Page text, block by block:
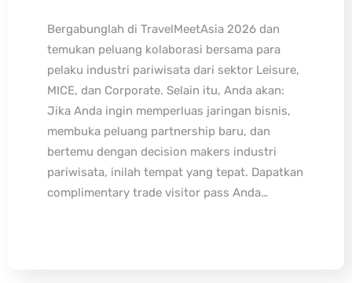
Bergabunglah di TravelMeetAsia 2026 dan
temukan peluang kolaborasi bersama para
pelaku industri pariwisata dari sektor Leisure,
MICE, dan Corporate. Selain itu, Anda akan:
Jika Anda ingin memperluas jaringan bisnis,
membuka peluang partnership baru, dan
bertemu dengan decision makers industri
pariwisata, inilah tempat yang tepat. Dapatkan
complimentary trade visitor pass Anda…